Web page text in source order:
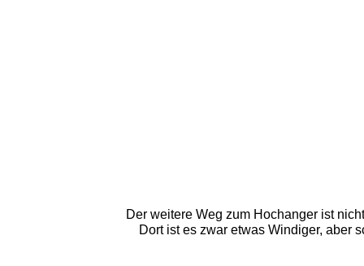
Der weitere Weg zum Hochanger ist
Dort ist es zwar etwas Windiger, aber